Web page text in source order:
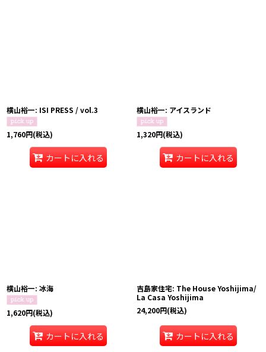
横山裕一: ISI PRESS / vol.3
1,760円(税込)
カートに入れる
横山裕一: アイスランド
1,320円(税込)
カートに入れる
横山裕一: 冰海
1,620円(税込)
カートに入れる
吉島家住宅: The House Yoshijima/
La Casa Yoshijima
24,200円(税込)
カートに入れる